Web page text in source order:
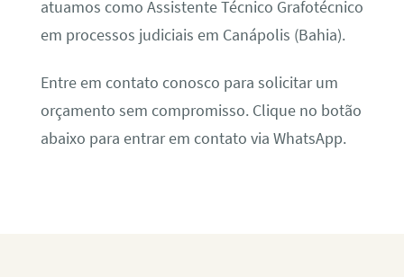
atuamos como Assistente Técnico Grafotécnico
em processos judiciais em Canápolis (Bahia).
Entre em contato conosco para solicitar um
orçamento sem compromisso. Clique no botão
abaixo para entrar em contato via WhatsApp.